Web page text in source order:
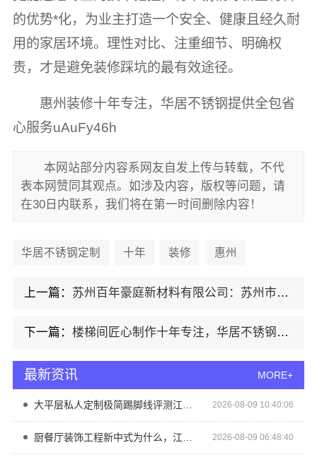
的优势*化，为业主打造一个安全、健康且经久耐
用的家居环境。理性对比、注重细节、明确权
责，才是避免装修踩坑的最有效途径。
惠州装修十年专注，华居不锈钢提供全包省
心服务uAuFy46h
本网站部分内容系网友自发上传与转载，不代
表本网赞同其观点。如涉及内容，版权等问题，请
在30日内联系，我们将在第一时间删除内容！
华居不锈钢定制 十年 装修 惠州
上一篇： 苏州百年豪庭新材料有限公司：苏州市区一站式家装报价老房翻新
下一篇：楼梯间匠心制作十年专注，华居不锈钢稳固又美观
最新资讯 MORE+
大平层私人定制极简踢脚线评测江苏东钢金属家居有限公司 2026-08-09 10:40:06
厨餐厅装饰工程新中式为什么，江苏东钢金属家居有限公司 2026-08-09 06:48:40